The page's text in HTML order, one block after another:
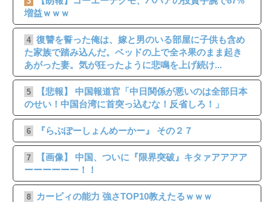
増益ｗｗｗ
4 復讐を誓った俺は、嫁と男のいる部屋に子供も含め
た家族で踏み込んだ。ベッドの上で全ネ果のまま起き
あがった妻。気が狂ったように悲鳴を上げ続け...
5
【悲報】 中国報道官「中日関係が悪いのは全部日本
のせい！中国台湾に首突っ込むな！反省しろ！」
6 『らぶぽーしょんめーかー』 その２７
7
【画像】 中国、ついに『限界突破』キタァアアアア
ーーーーーー！！
8 カービィの能力 強さTOP10教えたるｗｗｗ